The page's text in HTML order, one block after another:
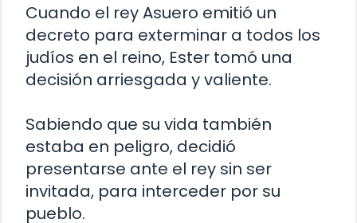
Cuando el rey Asuero emitió un
decreto para exterminar a todos los
judíos en el reino, Ester tomó una
decisión arriesgada y valiente.
Sabiendo que su vida también
estaba en peligro, decidió
presentarse ante el rey sin ser
invitada, para interceder por su
pueblo.